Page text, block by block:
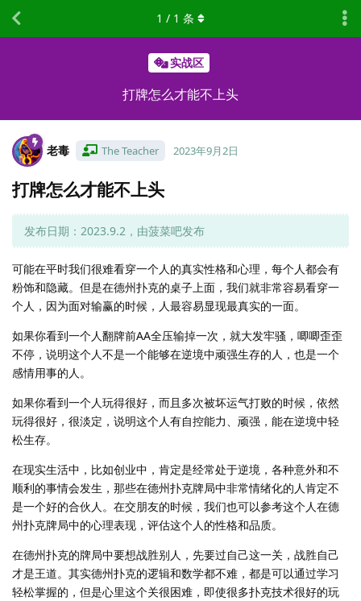
实战区
打牌怎么才能不上头
1 / 1 条
老毒 The Teacher 2023年9月2日
打牌怎么才能不上头
发布日期：2023.9.2，由菠菜吧发布
可能在平时我们很难看穿一个人的真实性格和心理，每个人都会有
粉饰和隐藏。但是在德州扑克的桌子上面，我们就非常容易看穿一
个人，因为面对输赢的时候，人最容易显现最真实的一面。
如果你看到一个人翻牌前AA全压输掉一次，就大发牢骚，唧唧歪歪
不停，说明这个人不是一个能够在逆境中顽强生存的人，也是一个
感情用事的人。
如果你看到一个人玩得很好，而且多次被坏运气打败的时候，依然
玩得很好，很淡定，说明这个人有自控能力、顽强，能在逆境中轻
松生存。
在现实生活中，比如创业中，肯定是经常处于逆境，各种意外和不
顺利的事情会发生，那些在德州扑克牌局中非常情绪化的人肯定不
是一个好的合伙人。在交朋友的时候，我们也可以参考这个人在德
州扑克牌局中的心理表现，评估这个人的性格和品质。
在德州扑克的牌局中要想战胜别人，先要过自己这一关，战胜自己
才是王道。其实德州扑克的逻辑和数学都不难，都是可以通过学习
轻松掌握的，但是心里这个关很困难，即使很多扑克技术很好的玩